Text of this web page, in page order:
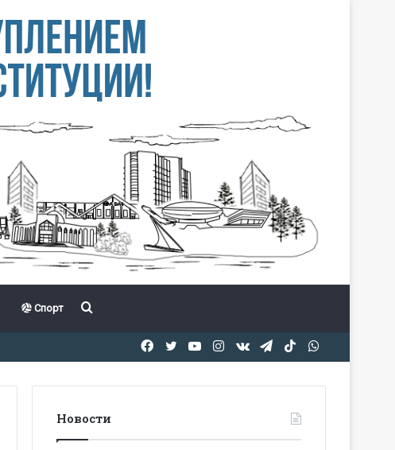
Спорт Іздеу
TikTok
Telegram
vk.com
Instagram
YouTube
Twitter
Facebook
Новости